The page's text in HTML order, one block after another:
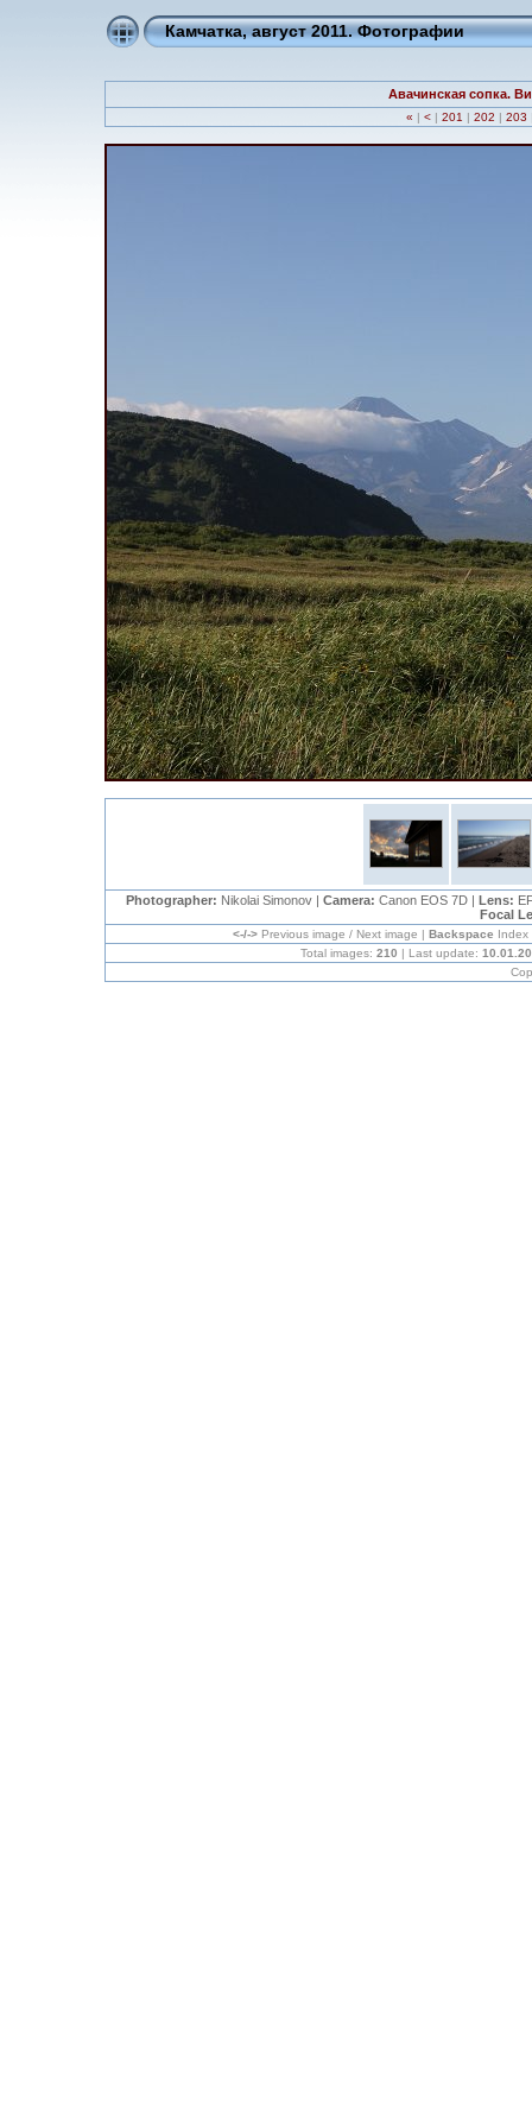
Камчатка, август 2011. Фотографии
Авачинская сопка.
« | < | 201 | 202 | 203
Photographer: Nikolai Simonov | Camera: Canon EOS 7D | Lens:
Focal
<-/-> Previous image / Next image | Backspace
Total images: 210 | Last update: